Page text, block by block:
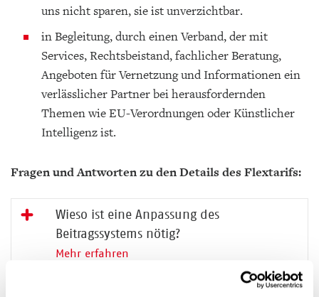
uns nicht sparen, sie ist unverzichtbar.
in Begleitung, durch einen Verband, der mit
Services, Rechtsbeistand, fachlicher Beratung,
Angeboten für Vernetzung und Informationen ein
verlässlicher Partner bei herausfordernden
Themen wie EU-Verordnungen oder Künstlicher
Intelligenz ist.
Fragen und Antworten zu den Details des Flextarifs:
Wieso ist eine Anpassung des
Beitragssystems nötig?
Mehr erfahren
Wie wird der Flextarif berrechnet?